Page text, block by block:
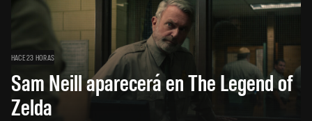
HACE 23 HORAS
Sam Neill aparecerá en The Legend of
Zelda